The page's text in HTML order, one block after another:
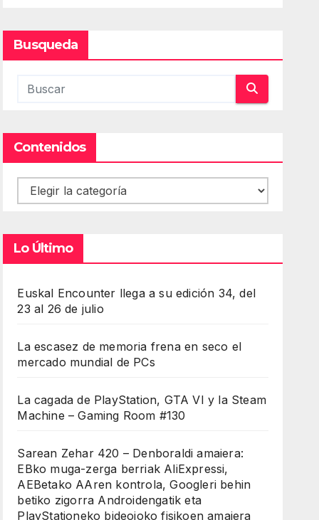
Busqueda
Contenidos
Contenidos
Lo Último
Euskal Encounter llega a su edición 34, del
23 al 26 de julio
La escasez de memoria frena en seco el
mercado mundial de PCs
La cagada de PlayStation, GTA VI y la Steam
Machine – Gaming Room #130
Sarean Zehar 420 – Denboraldi amaiera:
EBko muga-zerga berriak AliExpressi,
AEBetako AAren kontrola, Googleri behin
betiko zigorra Androidengatik eta
PlayStationeko bideojoko fisikoen amaiera